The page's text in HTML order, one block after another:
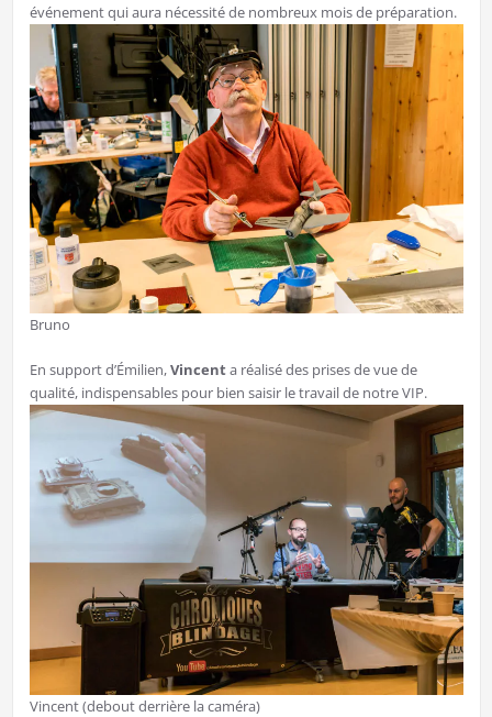
événement qui aura nécessité de nombreux mois de préparation.
Bruno
En support d’Émilien,Vincenta réalisé des prises de vue de
qualité, indispensables pour bien saisir le travail de notre VIP.
Vincent (debout derrière la caméra)